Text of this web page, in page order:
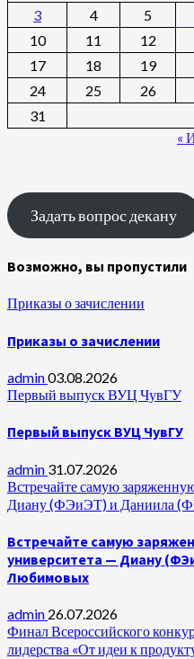
3
4 5
10
11 12
17
18 19
24
25 26
31
«
Задать вопрос декану
Возможно, вы пропустили
Приказы о зачислении
Приказы о зачислении
admin03.08.2026
Первый выпуск ВУЦ ЧувГУ
Первый выпуск ВУЦ ЧувГУ
admin 31.07.2026
Встречайте самую
Диану (ФЭиЭТ) и Даниила
Встречайте самую
университета — Диану
Любимовых
admin 26.07.2026
Финал Всероссийского
лидерства «От идеи к